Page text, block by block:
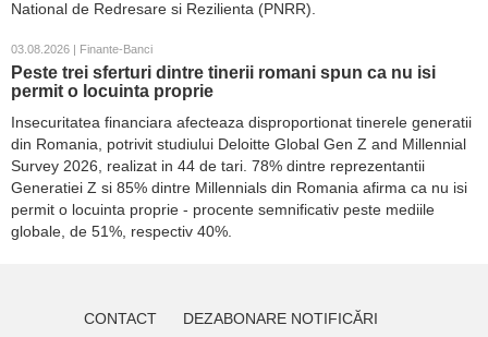
National de Redresare si Rezilienta (PNRR).
03.08.2026 | Finante-Banci
Peste trei sferturi dintre tinerii romani spun ca nu isi
permit o locuinta proprie
Insecuritatea financiara afecteaza disproportionat tinerele generatii
din Romania, potrivit studiului Deloitte Global Gen Z and Millennial
Survey 2026, realizat in 44 de tari. 78% dintre reprezentantii
Generatiei Z si 85% dintre Millennials din Romania afirma ca nu isi
permit o locuinta proprie - procente semnificativ peste mediile
globale, de 51%, respectiv 40%.
CONTACT DEZABONARE NOTIFICĂRI